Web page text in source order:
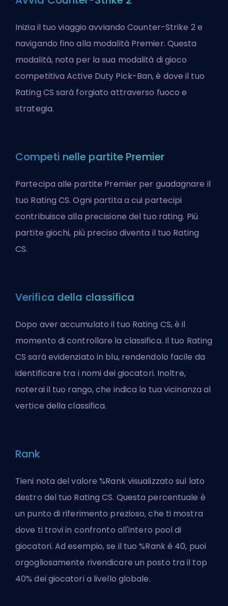
Inizia il tuo viaggio avviando Counter-Strike 2 e
navigando fino alla modalità Premier. Questa
modalità, nota per la sua modalità di gioco
competitiva Active Duty Pick-Ban, è dove il tuo
Rating CS sarà forgiato attraverso fuoco e
strategia.
Competi nelle partite Premier
Partecipa alle partite Premier per guadagnare il
tuo Rating CS. Ogni partita a cui partecipi
contribuisce alla precisione del tuo rating. Più
partite giochi, più preciso diventa il tuo Rating
CS.
Verifica della classifica
Dopo aver accumulato il tuo Rating CS, è il
momento di controllare la classifica. Il tuo Rating
CS sarà evidenziato in blu, rendendolo facile da
identificare tra i nomi dei giocatori. Inoltre,
noterai il tuo rango, che indica la tua vicinanza al
vertice della classifica.
Rank
Tieni nota del valore %Rank visualizzato sul lato
destro del tuo Rating CS. Questa percentuale è
un punto di riferimento prezioso, che ti mostra
dove ti trovi in confronto all'intero pool di
giocatori. Ad esempio, se il tuo %Rank è 40, puoi
orgogliosamente rivendicare un posto tra il top
40% dei giocatori a livello globale.